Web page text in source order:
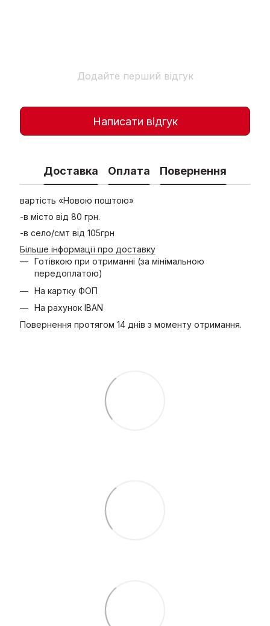
Додайте перший відгук
Написати відгук
Доставка Оплата Повернення
вартість «Новою поштою»
-в місто від 80 грн.
-в село/смт від 105грн
Більше інформації про доставку
Готівкою при отриманні (за мінімальною
передоплатою)
На картку ФОП
На рахунок IBAN
Повернення протягом 14 днів з моменту отримання.